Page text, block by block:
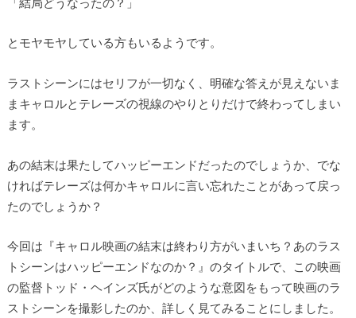
とモヤモヤしている方もいるようです。
ラストシーンにはセリフが一切なく、明確な答えが見えないま
まキャロルとテレーズの視線のやりとりだけで終わってしまい
ます。
あの結末は果たしてハッピーエンドだったのでしょうか、でな
ければテレーズは何かキャロルに言い忘れたことがあって戻っ
たのでしょうか？
今回は『キャロル映画の結末は終わり方がいまいち？あのラス
トシーンはハッピーエンドなのか？』のタイトルで、この映画
の監督トッド・ヘインズ氏がどのような意図をもって映画のラ
ストシーンを撮影したのか、詳しく見てみることにしました。